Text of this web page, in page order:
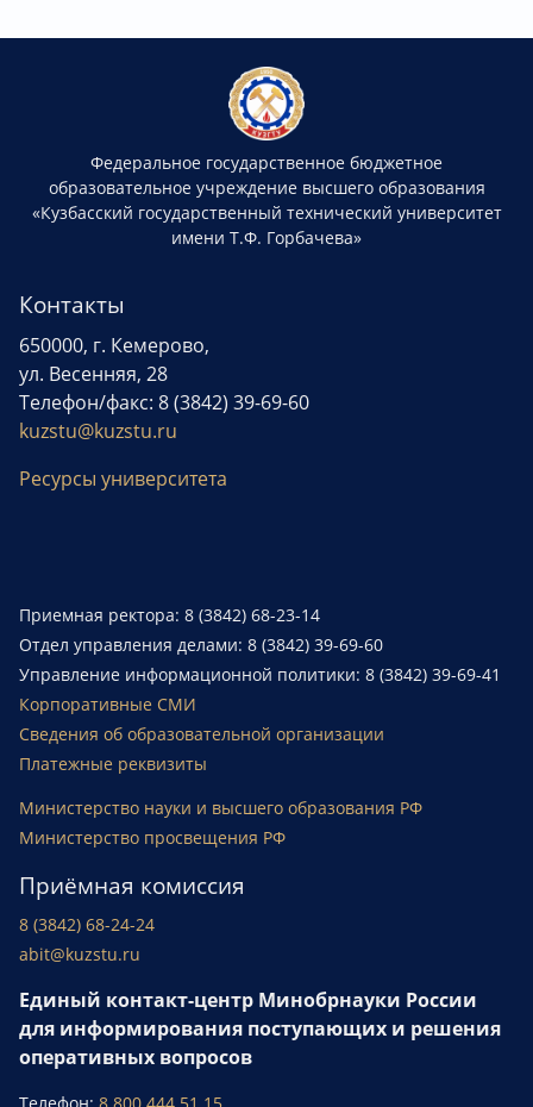
Федеральное государственное бюджетное
образовательное учреждение высшего образования
«Кузбасский государственный технический университет
имени Т.Ф. Горбачева»
Контакты
650000, г. Кемерово,
ул. Весенняя, 28
Телефон/факс: 8 (3842) 39-69-60
kuzstu@kuzstu.ru
Ресурсы университета
Приемная ректора: 8 (3842) 68-23-14
Отдел управления делами: 8 (3842) 39-69-60
Управление информационной политики: 8 (3842) 39-69-41
Корпоративные СМИ
Сведения об образовательной организации
Платежные реквизиты
Министерство науки и высшего образования РФ
Министерство просвещения РФ
Приёмная комиссия
8 (3842) 68-24-24
abit@kuzstu.ru
Единый контакт-центр Минобрнауки России
для информирования поступающих и решения
оперативных вопросов